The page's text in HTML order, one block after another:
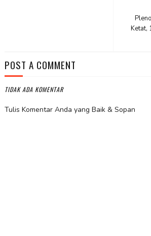
Ketat,
POST A COMMENT
TIDAK ADA KOMENTAR
Tulis Komentar Anda yang Baik & Sopan